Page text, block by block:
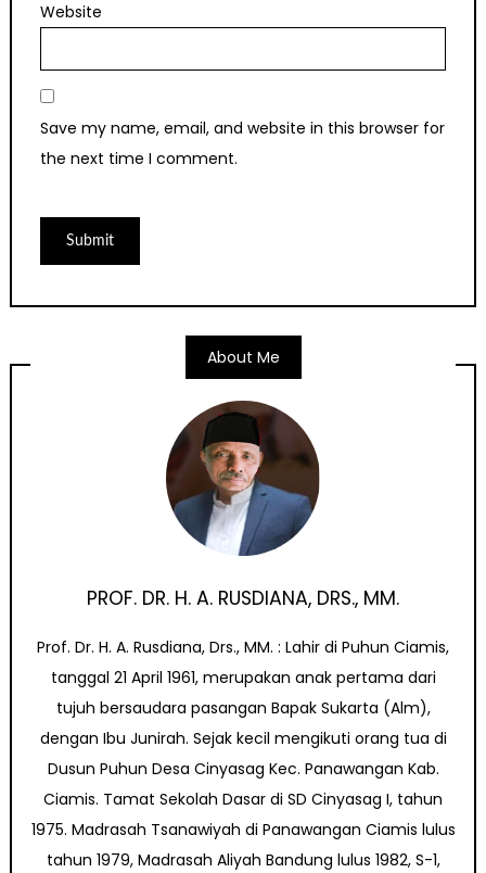
Website
Save my name, email, and website in this browser for
the next time I comment.
About Me
PROF. DR. H. A. RUSDIANA, DRS., MM.
Prof. Dr. H. A. Rusdiana, Drs., MM. : Lahir di Puhun Ciamis,
tanggal 21 April 1961, merupakan anak pertama dari
tujuh bersaudara pasangan Bapak Sukarta (Alm),
dengan Ibu Junirah. Sejak kecil mengikuti orang tua di
Dusun Puhun Desa Cinyasag Kec. Panawangan Kab.
Ciamis. Tamat Sekolah Dasar di SD Cinyasag I, tahun
1975. Madrasah Tsanawiyah di Panawangan Ciamis lulus
tahun 1979, Madrasah Aliyah Bandung lulus 1982, S-1,